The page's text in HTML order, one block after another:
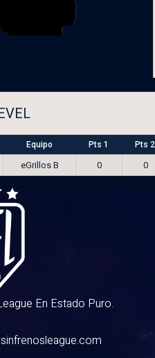
Equipo Pts 1 Pts 2
eGrillos B 0 0
En Estado Puro.